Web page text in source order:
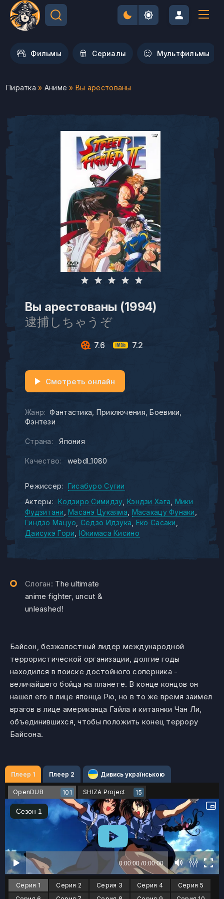
Фильмы Сериалы Мультфильмы
Пиратка » Аниме » Вы арестованы
Вы арестованы (1994)
逮捕しちゃうぞ
7.6 7.2
Жанр: Фантастика Приключения Боевики
Фэнтези
Страна: Япония
Качество: webdl_1080
Смотреть онлайн
Режиссер:
Гисабуро Сугии
Актеры:
Кодзиро Симидзу Кэндзи Хага Мики
Фудзитани Масанэ Цукаяма Масакацу Фунаки
Гиндзо Мацуо Сёдзо Идзука Ёко Сасаки
Даисукэ Гори Юкимаса Кисино
Слоган: The ultimate
anime fighter, uncut &
unleashed!
Байсон, безжалостный лидер международной
террористической организации, долгие годы
находился в поиске достойного соперника -
величайшего бойца на планете. В конце концов он
нашёл его в лице японца Рю, но в то же время заимел
врагов в лице американца Гайла и китаянки Чан Ли,
объединившихся, чтобы положить конец террору
Байсона.
Плеер 1 Плеер 2 Дивись українською
OpenDUB 101 SHIZA Project 15
Серия 1 Серия 2 Серия 3 Серия 4
Серия 5